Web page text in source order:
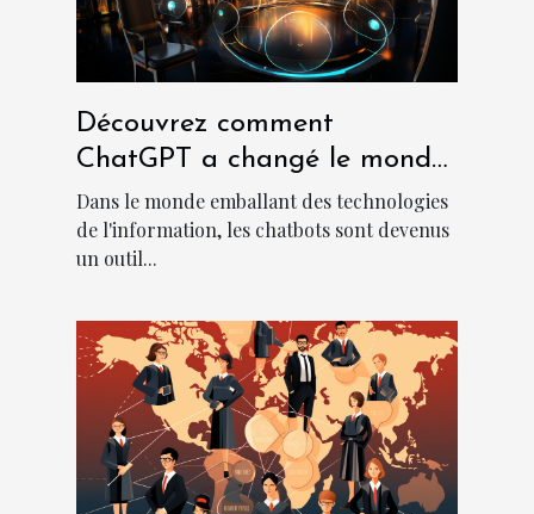
Découvrez comment
ChatGPT a changé le monde
des chatbots
Dans le monde emballant des technologies
de l'information, les chatbots sont devenus
un outil...